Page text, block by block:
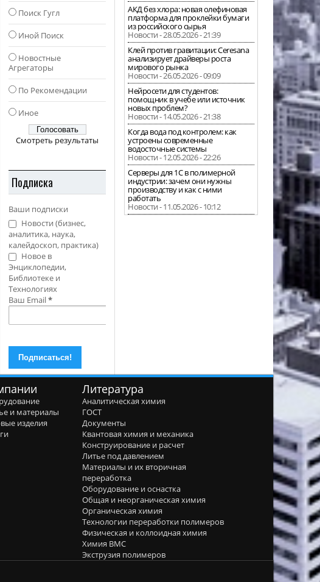
Поиск Гугл
Иной Поиск
Новостные
Агрегаторы
По Рекомендации
Иное
Смотреть результаты
Подписка
Ваши подписки
Новости (бизнес,
аналитика, наука,
калейдоскоп, практика)
Новое в
Энциклопедии,
Библиотеке и
Технологиях
Ваш Email*
АКД без хлора: новая олефиновая
платформа для проклейки бумаги
из российского сырья
Новости - 28.05.2026 - 21:39
Клей против гравитации: Ceresana
анализирует драйверы роста
мирового рынка
Новости - 26.05.2026 - 09:09
Нейросети для студентов:
помощник в учебе или источник
новых проблем?
Новости - 14.05.2026 - 21:38
Когда вода под контролем: как
устроены современные
водосточные системы
Новости - 12.05.2026 - 22:26
Серверы для 1С в полимерной
индустрии: зачем они нужны
производству и как с ними
работать
Новости - 11.05.2026 - 10:12
и материалы
изделия
Литература
Аналитическая химия
ГОСТ
Документы
Квантовая химия и механика
Конструирование и расчет
Литье под давлением
Материалы и их вторичная
переработка
Оборудование и оснастка
Общая и неорганическая химия
Органическая химия
Технологии переработки полимеров
Физическая и коллоидная химия
Химия ВМС
Экструзия полимеров